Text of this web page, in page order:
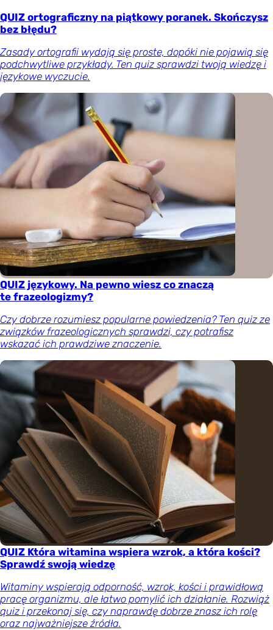
QUIZ ortograficzny na piątkowy poranek. Skończysz
bez błędu?
Zasady ortografii wydają się proste, dopóki nie pojawią się
podchwytliwe przykłady. Ten quiz sprawdzi twoją wiedzę i
językowe wyczucie.
QUIZ językowy. Na pewno wiesz co znaczą
te frazeologizmy?
Czy dobrze rozumiesz popularne powiedzenia? Ten quiz ze
związków frazeologicznych sprawdzi, czy potrafisz
wskazać ich prawdziwe znaczenie.
QUIZ Która witamina wspiera wzrok, a która kości?
Sprawdź swoją wiedzę
Witaminy wspierają odporność, wzrok, kości i prawidłową
pracę organizmu, ale łatwo pomylić ich działanie. Rozwiąż
quiz i przekonaj się, czy naprawdę dobrze znasz ich rolę
oraz najważniejsze źródła.